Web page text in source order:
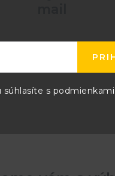
súhlasíte s